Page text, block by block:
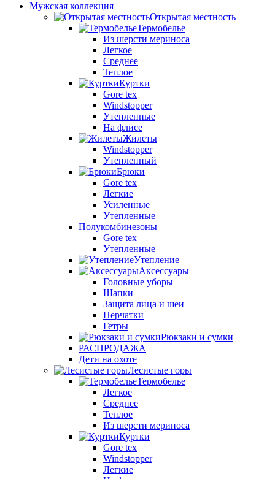
Мужская коллекция
Открытая местность
Термобелье
Из шерсти мериноса
Легкое
Среднее
Теплое
Куртки
Gore tex
Windstopper
Утепленные
На флисе
Жилеты
Windstopper
Утепленный
Брюки
Gore tex
Легкие
Усиленные
Утепленные
Полукомбинезоны
Gore tex
Утепленные
Утепление
Аксессуары
Головные уборы
Шапки
Защита лица и шеи
Перчатки
Гетры
Рюкзаки и сумки
РАСПРОДАЖА
Дети на охоте
Лесистые горы
Термобелье
Легкое
Среднее
Теплое
Из шерсти мериноса
Куртки
Gore tex
Windstopper
Легкие